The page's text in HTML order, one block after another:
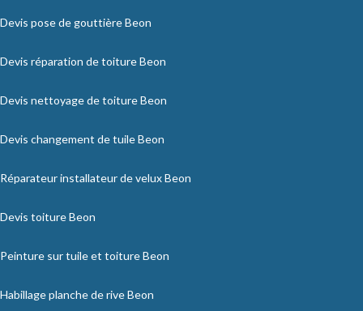
Devis pose de gouttière Beon
Devis réparation de toiture Beon
Devis nettoyage de toiture Beon
Devis changement de tuile Beon
Réparateur installateur de velux Beon
Devis toiture Beon
Peinture sur tuile et toiture Beon
Habillage planche de rive Beon